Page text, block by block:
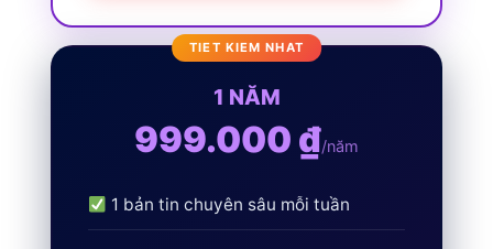
1 NĂM
999.000 ₫/năm
1 bản tin chuyên sâu mỗi tuần